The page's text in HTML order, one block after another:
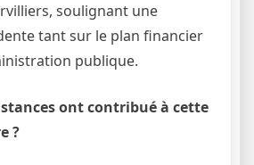
soulignant une
tant sur le plan financier
publique.
ont contribué à cette
?